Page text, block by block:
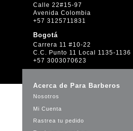
Calle 22#15-97
Avenida Colombia
+57 3125711831
Bogotá
Carrera 11 #10-22
C.C. Punto 11 Local 1135-1136
+57 3003070623
Acerca de Para Barberos
Nosotros
Mi Cuenta
Rastrea tu pedido